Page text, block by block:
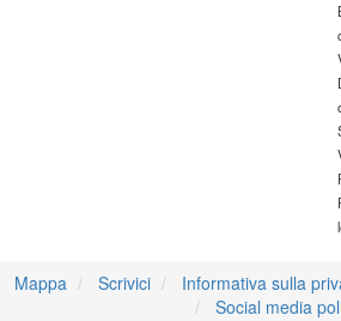
Mappa Scrivici
Informativa sulla
Social media